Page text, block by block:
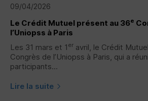
09/04/2026
Le Crédit Mutuel présent au 36e
l’Uniopss à Paris
Les 31 mars et 1 er avril, le Crédit
Congrès de l’Uniopss à Paris, qui a
participants...
Lire la suite